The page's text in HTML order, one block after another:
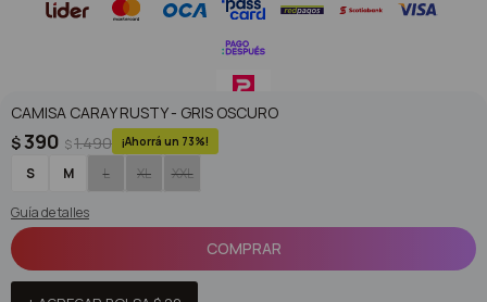
CAMISA CARAY RUSTY - GRIS OSCURO
$390 $1.490 73
S M L XL XXL
Guía de talles
COMPRAR
© Copyright 2026 / Superoutlet / FORTER S.A Rut 213720560017